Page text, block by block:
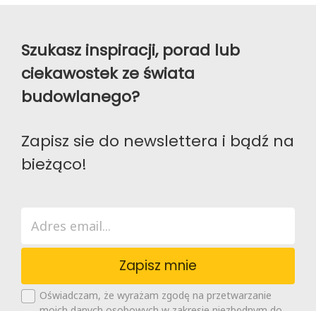
Szukasz inspiracji, porad lub
ciekawostek ze świata
budowlanego?
Zapisz sie do newslettera i bądź na
bieżąco!
Zapisz mnie
Oświadczam, że wyrażam zgodę na przetwarzanie